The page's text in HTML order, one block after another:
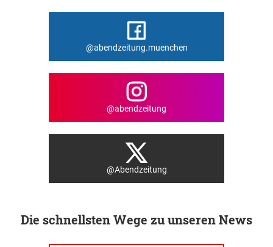
@abendzeitung.muenchen
@abendzeitung
@Abendzeitung
Die schnellsten Wege zu unseren News